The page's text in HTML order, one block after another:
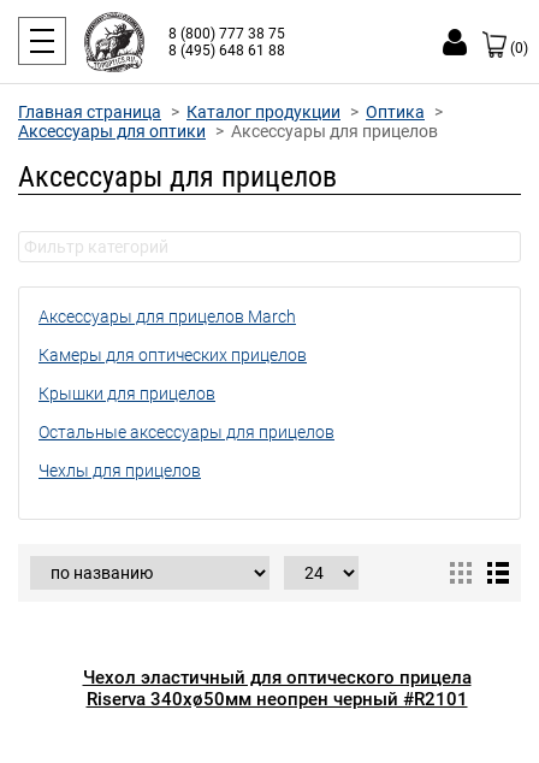
8 (800) 777 38 75
8 (495) 648 61 88
(0)
Главная страница Каталог продукции
Оптика
Аксессуары для оптики
Аксессуары для прицелов
Аксессуары для прицелов
Аксессуары для прицелов March
Камеры для оптических прицелов
Крышки для прицелов
Остальные аксессуары для прицелов
Чехлы для прицелов
Чехол эластичный для оптического прицела
Riserva 340хø50мм неопрен черный #R2101